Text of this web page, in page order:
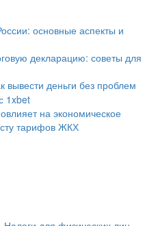
основные аспекты и
декларацию: советы для
вывести деньги без проблем
1xbet
на экономическое
тарифов ЖКХ